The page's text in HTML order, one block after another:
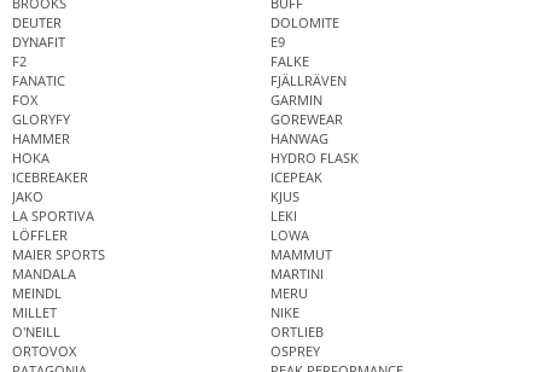
DEUTER
DOLOMITE
DYNAFIT
E9
F2
FALKE
FANATIC
FJÄLLRÄVEN
FOX
GARMIN
GLORYFY
GOREWEAR
HAMMER
HANWAG
HOKA
HYDRO FLASK
ICEBREAKER
ICEPEAK
JAKO
KJUS
LA SPORTIVA
LEKI
LÖFFLER
LOWA
MAIER SPORTS
MAMMUT
MANDALA
MARTINI
MEINDL
MERU
MILLET
NIKE
O'NEILL
ORTLIEB
ORTOVOX
OSPREY